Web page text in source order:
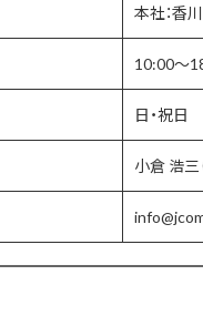
本社：香
10:00〜
日・祝日
小倉 浩三